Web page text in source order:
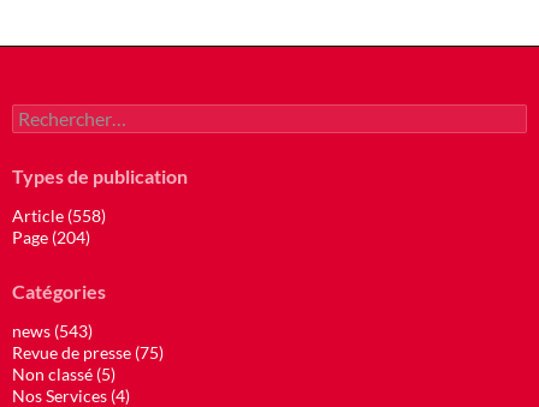
Rechercher :
Types de publication
Article (558)
Page (204)
Catégories
news (543)
Revue de presse (75)
Non classé (5)
Nos Services (4)